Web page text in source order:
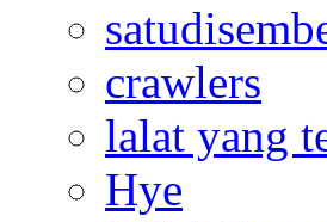
crawlers
lalat yang
Hye